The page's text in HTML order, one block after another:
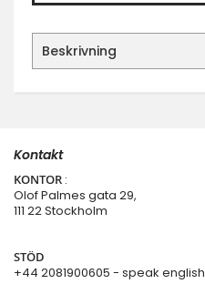
Beskrivning
Kontakt
KONTOR :
Olof Palmes gata 29,
111 22 Stockholm
STÖD
+44 2081900605 - speak english